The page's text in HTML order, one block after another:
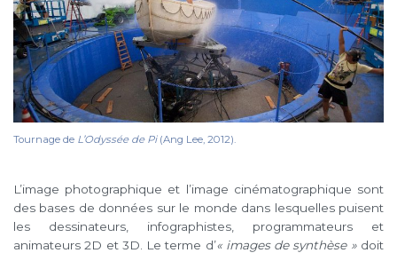
Tournage de L’Odyssée de Pi(Ang Lee, 2012).
L’image photographique et l’image cinématographique sont
des bases de données sur le monde dans lesquelles puisent
les dessinateurs, infographistes, programmateurs et
animateurs 2D et 3D. Le terme d’« images de synthèse »doit